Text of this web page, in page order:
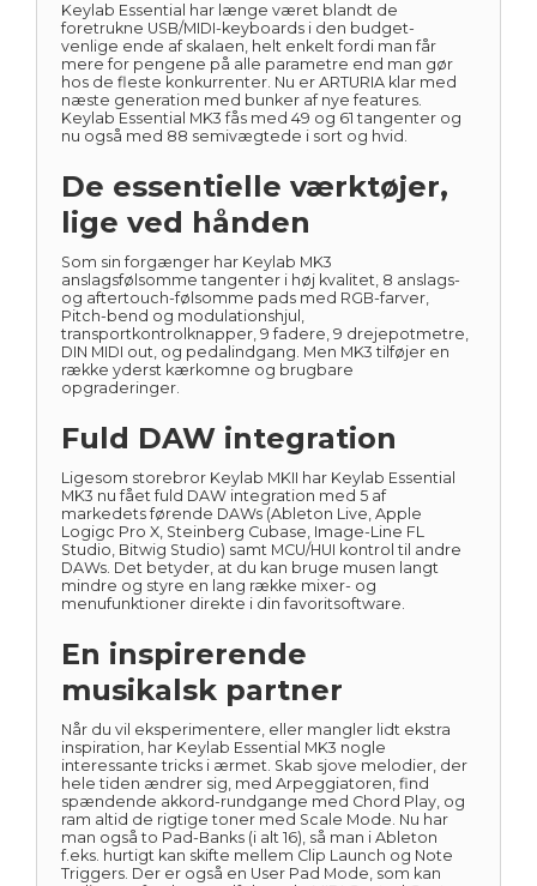
Keylab Essential har længe været blandt de
foretrukne USB/MIDI-keyboards i den budget-
venlige ende af skalaen, helt enkelt fordi man får
mere for pengene på alle parametre end man gør
hos de fleste konkurrenter. Nu er ARTURIA klar med
næste generation med bunker af nye features.
Keylab Essential MK3 fås med 49 og 61 tangenter og
nu også med 88 semivægtede i sort og hvid.
De essentielle værktøjer,
lige ved hånden
Som sin forgænger har Keylab MK3
anslagsfølsomme tangenter i høj kvalitet, 8 anslags-
og aftertouch-følsomme pads med RGB-farver,
Pitch-bend og modulationshjul,
transportkontrolknapper, 9 fadere, 9 drejepotmetre,
DIN MIDI out, og pedalindgang. Men MK3 tilføjer en
række yderst kærkomne og brugbare
opgraderinger.
Fuld DAW integration
Ligesom storebror Keylab MKII har Keylab Essential
MK3 nu fået fuld DAW integration med 5 af
markedets førende DAWs (Ableton Live, Apple
Logigc Pro X, Steinberg Cubase, Image-Line FL
Studio, Bitwig Studio) samt MCU/HUI kontrol til andre
DAWs. Det betyder, at du kan bruge musen langt
mindre og styre en lang række mixer- og
menufunktioner direkte i din favoritsoftware.
En inspirerende
musikalsk partner
Når du vil eksperimentere, eller mangler lidt ekstra
inspiration, har Keylab Essential MK3 nogle
interessante tricks i ærmet. Skab sjove melodier, der
hele tiden ændrer sig, med Arpeggiatoren, find
spændende akkord-rundgange med Chord Play, og
ram altid de rigtige toner med Scale Mode. Nu har
man også to Pad-Banks (i alt 16), så man i Ableton
f.eks. hurtigt kan skifte mellem Clip Launch og Note
Triggers. Der er også en User Pad Mode, som kan